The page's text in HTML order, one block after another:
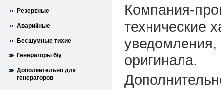
Резервные
Аварийные
Бесшумные тихие
Генераторы б/у
Дополнительно для
генераторов
Компания-
технические
уведомления,
оригинала.